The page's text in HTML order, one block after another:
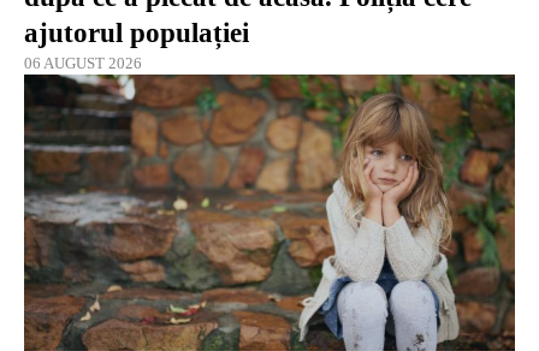
ajutorul populației
06 AUGUST 2026